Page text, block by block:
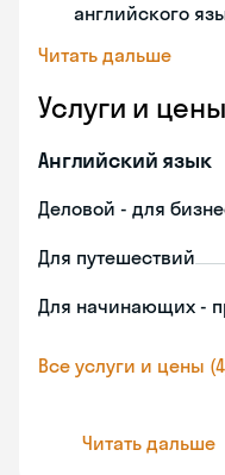
английского
Читать дальше
Услуги и цены
Английский язык
Деловой - для
Для путешествий
Для начинающих -
Все услуги и цены
Читать дальше